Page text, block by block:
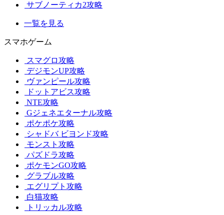
サブノーティカ2攻略
一覧を見る
スマホゲーム
スマグロ攻略
デジモンUP攻略
ヴァンピール攻略
ドットアビス攻略
NTE攻略
Gジェネエターナル攻略
ポケポケ攻略
シャドバ ビヨンド攻略
モンスト攻略
パズドラ攻略
ポケモンGO攻略
グラブル攻略
エグリプト攻略
白猫攻略
トリッカル攻略